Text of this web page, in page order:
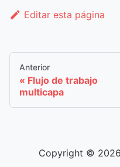
Editar esta página
Anterior
Flujo de trabajo
multicapa
Copyright ©